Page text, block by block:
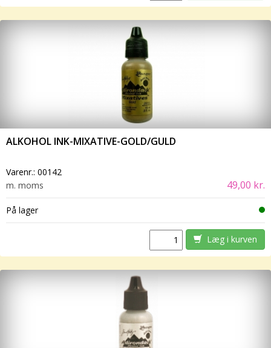
ALKOHOL INK-MIXATIVE-GOLD/GULD
Varenr.: 00142
m. moms
49,00 kr.
På lager
Læg i kurven